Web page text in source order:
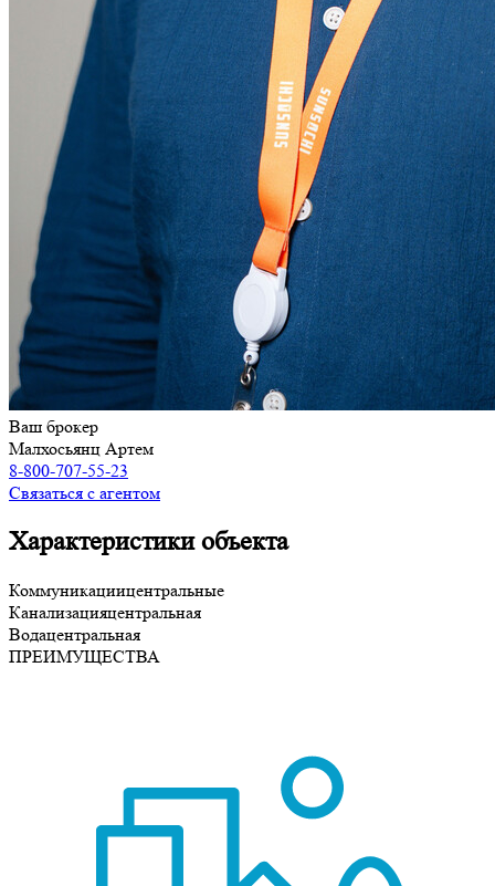
Ваш брокер
Малхосьянц Артем
8-800-707-55-23
Связаться с агентом
Характеристики объекта
Коммуникациицентральные
Канализацияцентральная
Водацентральная
ПРЕИМУЩЕСТВА